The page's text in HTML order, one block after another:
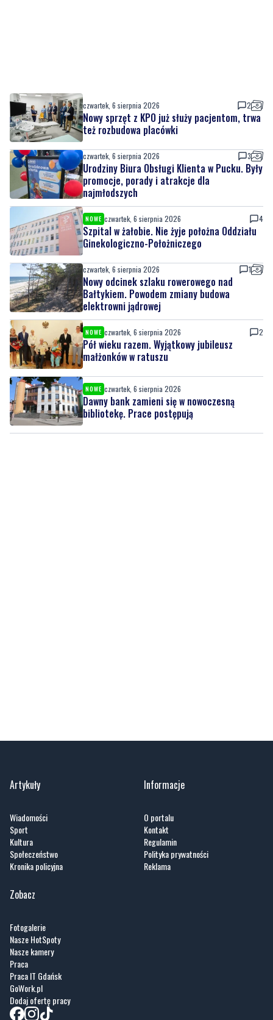
czwartek, 6 sierpnia 2026 2
Nowy sprzęt z KPO już służy pacjentom, trwa
też rozbudowa placówki
czwartek, 6 sierpnia 2026 3
Urodziny Biura Obsługi Klienta w Pucku. Były
promocje, porady i atrakcje dla
najmłodszych
NOWE czwartek, 6 sierpnia 2026 4
Szpital w żałobie. Nie żyje położna Oddziału
Ginekologiczno-Położniczego
czwartek, 6 sierpnia 2026 1
Nowy odcinek szlaku rowerowego nad
Bałtykiem. Powodem zmiany budowa
elektrowni jądrowej
NOWE czwartek, 6 sierpnia 2026 2
Pół wieku razem. Wyjątkowy jubileusz
małżonków w ratuszu
NOWE czwartek, 6 sierpnia 2026
Dawny bank zamieni się w nowoczesną
bibliotekę. Prace postępują
Artykuły
Wiadomości
Sport
Kultura
Społeczeństwo
Kronika policyjna
Informacje
O portalu
Kontakt
Regulamin
Polityka prywatności
Reklama
Zobacz
Fotogalerie
Nasze HotSpoty
Nasze kamery
Praca
Praca IT Gdańsk
GoWork.pl
Dodaj ofertę pracy